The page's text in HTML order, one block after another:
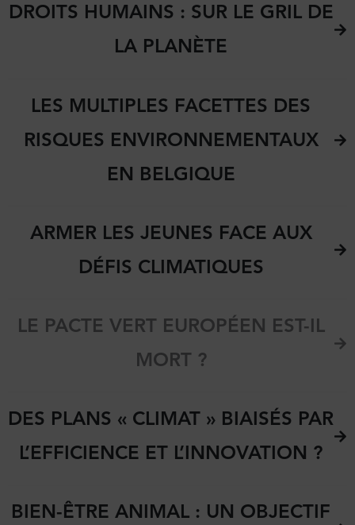
DROITS HUMAINS : SUR LE GRIL DE
LA PLANÈTE
LES MULTIPLES FACETTES DES
RISQUES ENVIRONNEMENTAUX
EN BELGIQUE
ARMER LES JEUNES FACE AUX
DÉFIS CLIMATIQUES
LE PACTE VERT EUROPÉEN EST-IL
MORT ?
DES PLANS « CLIMAT » BIAISÉS PAR
L’EFFICIENCE ET L’INNOVATION ?
BIEN-ÊTRE ANIMAL : UN OBJECTIF